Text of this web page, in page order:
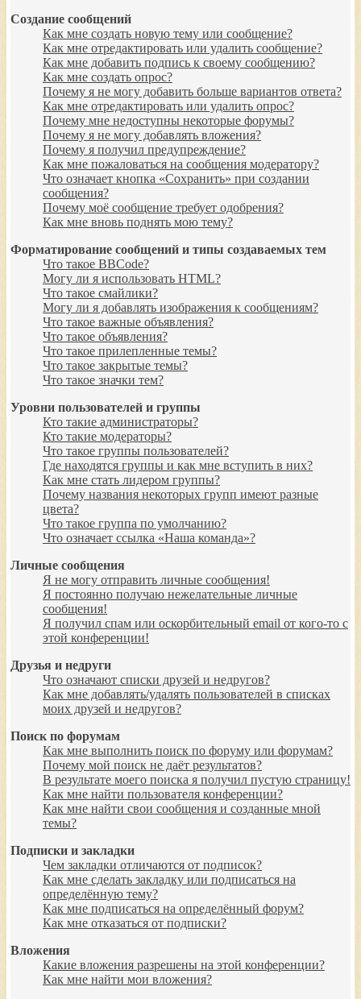
Создание сообщений
Как мне создать новую тему или сообщение?
Как мне отредактировать или удалить сообщение?
Как мне добавить подпись к своему сообщению?
Как мне создать опрос?
Почему я не могу добавить больше вариантов ответа?
Как мне отредактировать или удалить опрос?
Почему мне недоступны некоторые форумы?
Почему я не могу добавлять вложения?
Почему я получил предупреждение?
Как мне пожаловаться на сообщения модератору?
Что означает кнопка «Сохранить» при создании
сообщения?
Почему моё сообщение требует одобрения?
Как мне вновь поднять мою тему?
Форматирование сообщений и типы создаваемых тем
Что такое BBCode?
Могу ли я использовать HTML?
Что такое смайлики?
Могу ли я добавлять изображения к сообщениям?
Что такое важные объявления?
Что такое объявления?
Что такое прилепленные темы?
Что такое закрытые темы?
Что такое значки тем?
Уровни пользователей и группы
Кто такие администраторы?
Кто такие модераторы?
Что такое группы пользователей?
Где находятся группы и как мне вступить в них?
Как мне стать лидером группы?
Почему названия некоторых групп имеют разные
цвета?
Что такое группа по умолчанию?
Что означает ссылка «Наша команда»?
Личные сообщения
Я не могу отправить личные сообщения!
Я постоянно получаю нежелательные личные
сообщения!
Я получил спам или оскорбительный email от кого-то с
этой конференции!
Друзья и недруги
Что означают списки друзей и недругов?
Как мне добавлять/удалять пользователей в списках
моих друзей и недругов?
Поиск по форумам
Как мне выполнить поиск по форуму или форумам?
Почему мой поиск не даёт результатов?
В результате моего поиска я получил пустую страницу!
Как мне найти пользователя конференции?
Как мне найти свои сообщения и созданные мной
темы?
Подписки и закладки
Чем закладки отличаются от подписок?
Как мне сделать закладку или подписаться на
определённую тему?
Как мне подписаться на определённый форум?
Как мне отказаться от подписки?
Вложения
Какие вложения разрешены на этой конференции?
Как мне найти мои вложения?